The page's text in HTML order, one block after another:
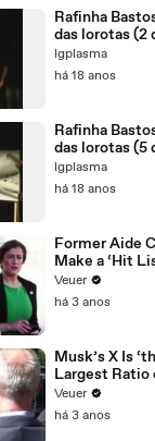
Rafinha
das lorotas (2
lgplasma
há 18 anos
Rafinha
das lorotas (5
lgplasma
há 18 anos
Former Aide
Make a ‘Hit
Veuer
há 3 anos
Musk’s X Is
Largest
Media
Veuer
há 3 anos